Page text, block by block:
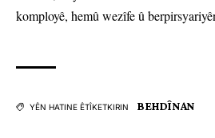
komployê, hemû wezîfe û
YÊN HATINE ÊTÎKETKIRIN BEHDÎNAN